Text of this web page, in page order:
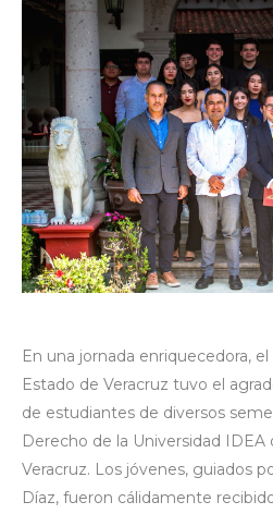
En una jornada enriquecedora,
Estado de Veracruz tuvo el
de estudiantes de diversos
Derecho de la Universidad
Veracruz. Los jóvenes, guiados
Díaz, fueron cálidamente